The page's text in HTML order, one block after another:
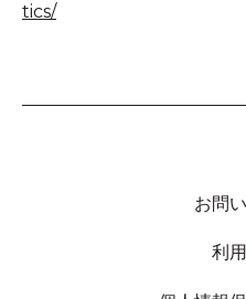
tics/
お問
利